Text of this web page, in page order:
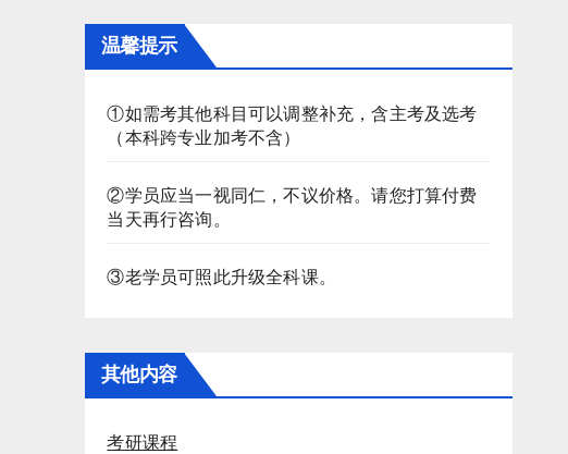
温馨提示
①如需考其他科目可以调整补充，含主考及选考
（本科跨专业加考不含）
②学员应当一视同仁，不议价格。请您打算付费
当天再行咨询。
③老学员可照此升级全科课。
其他内容
考研课程